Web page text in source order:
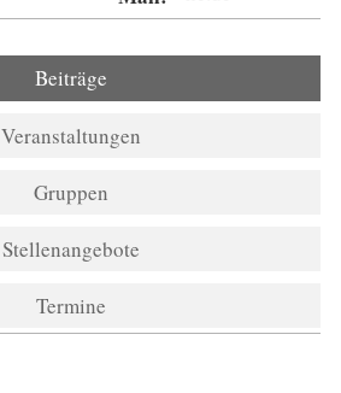
Beiträge
Veranstaltungen
Gruppen
Stellenangebote
Termine